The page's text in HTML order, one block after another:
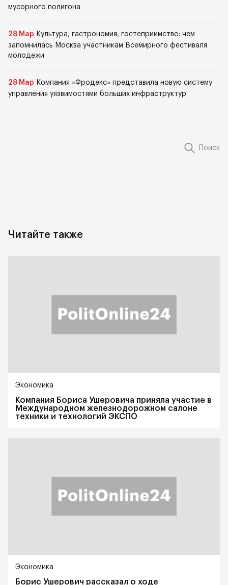
мусорного полигона
28 Мар Культура, гастрономия, гостеприимство: чем
запомнилась Москва участникам Всемирного фестиваля
молодежи
28 Мар Компания «Фродекс» представила новую систему
управления уязвимостями больших инфраструктур
Поиск
Читайте также
Экономика
Компания Бориса Ушеровича приняла участие в
Международном железнодорожном салоне
техники и технологий ЭКСПО
Экономика
Борис Ушерович рассказал о ходе